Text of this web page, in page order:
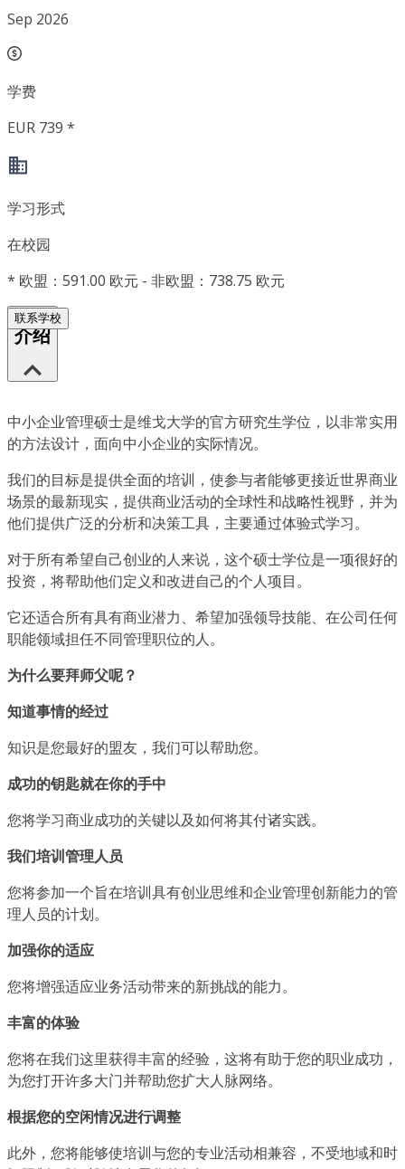
Sep 2026
学费
EUR 739 *
学习形式
在校园
* 欧盟：591.00 欧元 - 非欧盟：738.75 欧元
联系学校
介绍
中小企业管理硕士是维戈大学的官方研究生学位，以非常实用
的方法设计，面向中小企业的实际情况。
我们的目标是提供全面的培训，使参与者能够更接近世界商业
场景的最新现实，提供商业活动的全球性和战略性视野，并为
他们提供广泛的分析和决策工具，主要通过体验式学习。
对于所有希望自己创业的人来说，这个硕士学位是一项很好的
投资，将帮助他们定义和改进自己的个人项目。
它还适合所有具有商业潜力、希望加强领导技能、在公司任何
职能领域担任不同管理职位的人。
为什么要拜师父呢？
知道事情的经过
知识是您最好的盟友，我们可以帮助您。
成功的钥匙就在你的手中
您将学习商业成功的关键以及如何将其付诸实践。
我们培训管理人员
您将参加一个旨在培训具有创业思维和企业管理创新能力的管
理人员的计划。
加强你的适应
您将增强适应业务活动带来的新挑战的能力。
丰富的体验
您将在我们这里获得丰富的经验，这将有助于您的职业成功，
为您打开许多大门并帮助您扩大人脉网络。
根据您的空闲情况进行调整
此外，您将能够使培训与您的专业活动相兼容，不受地域和时